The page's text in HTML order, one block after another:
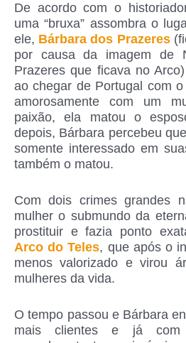
De acordo com o
uma “bruxa” assombra o
ele, Bárbara dos Prazeres
por causa da imagem de
Prazeres que ficava no
ao chegar de Portugal com
amorosamente com um
paixão, ela matou o
depois, Bárbara percebeu
somente interessado em
também o matou.
Com dois crimes grandes
mulher o submundo da
prostituir e fazia ponto
Arco do Teles, que após o
menos valorizado e virou
mulheres da vida.
O tempo passou e Bárbara
mais clientes e já com